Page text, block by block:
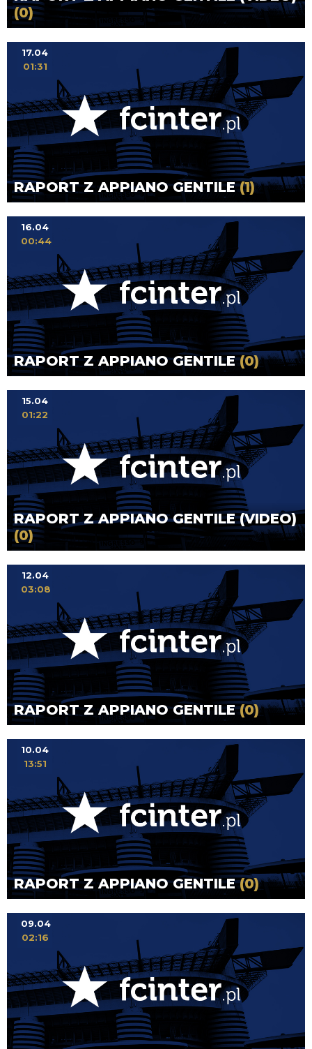
(0)
RAPORT Z APPIANO GENTILE(1)
17.04
01:31
RAPORT Z APPIANO GENTILE(0)
16.04
00:44
RAPORT Z APPIANO GENTILE (VIDEO)
(0)
15.04
01:22
RAPORT Z APPIANO GENTILE(0)
12.04
03:08
RAPORT Z APPIANO GENTILE(0)
10.04
13:51
09.04
02:16